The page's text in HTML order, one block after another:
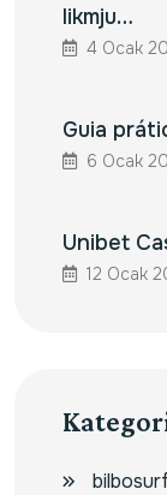
likmju…
4 Ocak
Guia
6 Ocak
Unibet
12 Ocak